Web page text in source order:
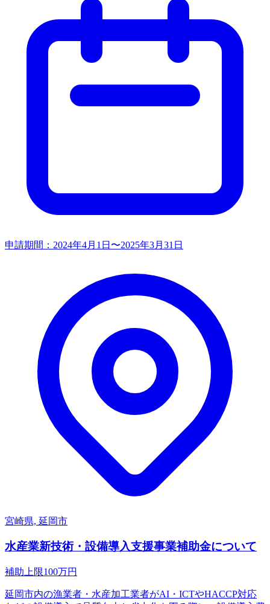
申請期間： 2024年4月1日〜2025年3月31日
宮崎県, 延岡市
水産業新技術・設備導入支援事業補助金について
補助上限100万円
延岡市内の漁業者・水産加工業者がAI・ICTやHACCP対応